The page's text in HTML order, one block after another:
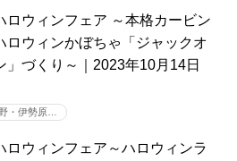
ロウィンフェア ～本格カービン
ロウィンかぼちゃ「ジャックオ
」づくり～｜2023年10月14日
・伊勢原…
ロウィンフェア～ハロウィンラ